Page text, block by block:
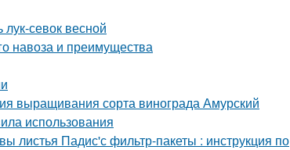
лук-севок весной
навоза и преимущества
выращивания сорта винограда Амурский
использования
листья Падис'с фильтр-пакеты : инструкция по